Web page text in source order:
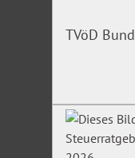
TVöD